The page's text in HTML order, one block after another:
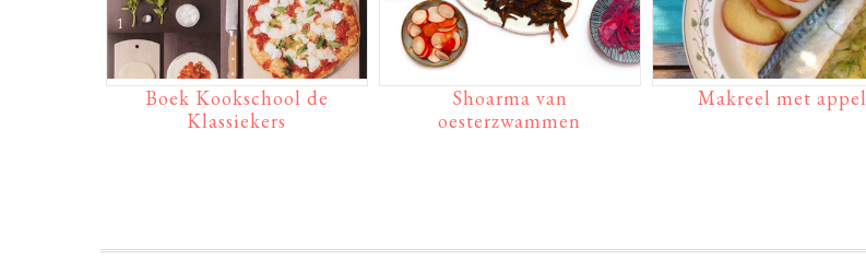
Boek Kookschool de
Klassiekers
Shoarma van
oesterzwammen
Makreel met appel